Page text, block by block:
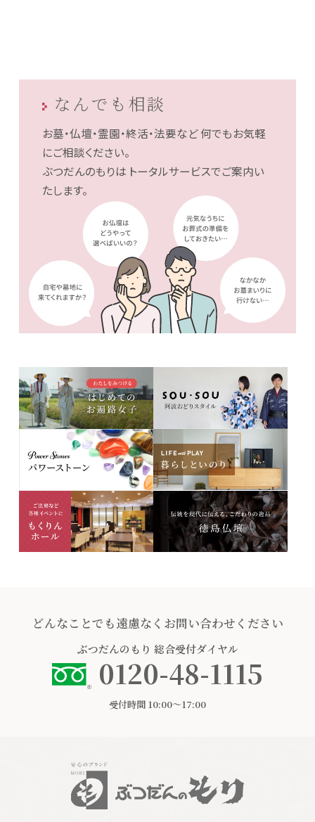
なんでも相談
お墓・仏壇・霊園・終活・法要など何でもお気軽
にご相談ください。
ぶつだんのもりは トータルサービスでご案内い
たします。
どんなことでも遠慮なくお問い合わせください
ぶつだんのもり 総合受付ダイヤル
0120-48-1115
受付時間 10:00〜17:00